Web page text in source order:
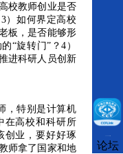
校教师创业是否
）如何界定高校
板，是否能够形
“旋转门”？4）
进科研人员创新
特别是计算机
在高校和科研所
创业，要好好琢
师拿了国家和地
论坛